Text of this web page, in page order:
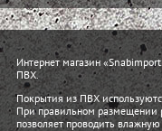
Интернет магазин
ПВХ.
Покрытия из ПВХ
При правильном размещении
позволяет проводить